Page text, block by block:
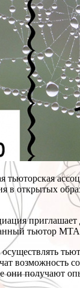
в открытых
тьютор
возможность
они получают